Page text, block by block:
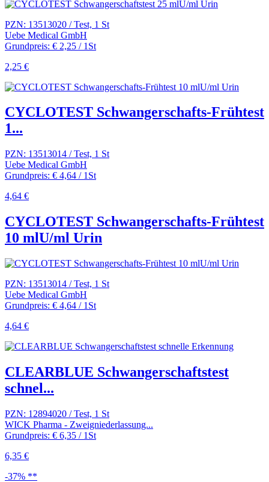
PZN: 13513020 / Test, 1 St
Uebe Medical GmbH
Grundpreis: € 2,25 / 1St
2,25 €
CYCLOTEST Schwangerschafts-Frühtest
1...
PZN: 13513014 / Test, 1 St
Uebe Medical GmbH
Grundpreis: € 4,64 / 1St
4,64 €
CYCLOTEST Schwangerschafts-Frühtest
10 mlU/ml Urin
PZN: 13513014 / Test, 1 St
Uebe Medical GmbH
Grundpreis: € 4,64 / 1St
4,64 €
CLEARBLUE Schwangerschaftstest
schnel...
PZN: 12894020 / Test, 1 St
WICK Pharma - Zweigniederlassung...
Grundpreis: € 6,35 / 1St
6,35 €
-37% **